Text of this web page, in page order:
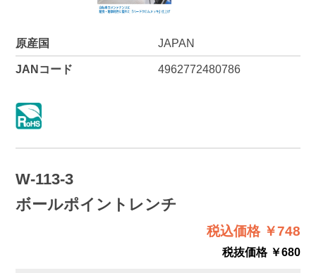
原産国 JAPAN
JANコード 4962772480786
W-113-3
ボールポイントレンチ
税込価格 ￥748
税抜価格 ￥680